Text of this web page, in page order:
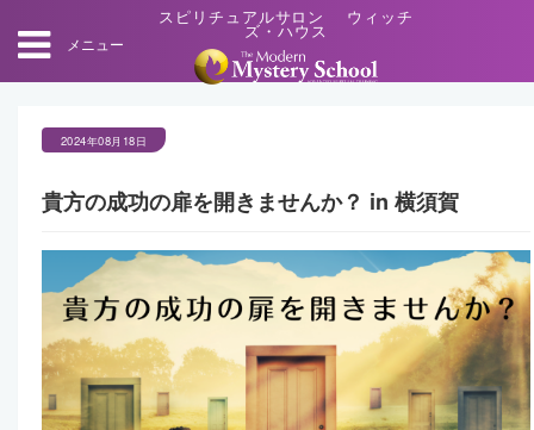
メニュー
スピリチュアルサロン ウィッチ
ズ・ハウス
2024年08月18日
貴方の成功の扉を開きませんか？ in 横須賀